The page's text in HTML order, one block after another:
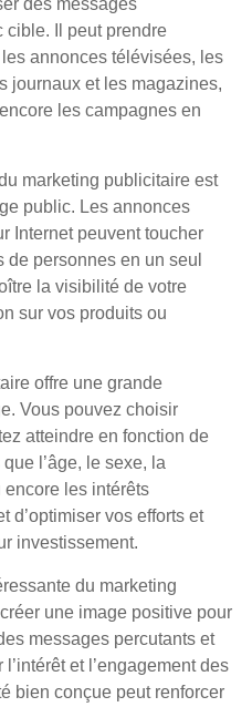
des messages
cible. Il peut prendre
annonces télévisées, les
journaux et les magazines,
les campagnes en
marketing publicitaire est
public. Les annonces
Internet peuvent toucher
personnes en un seul
la visibilité de votre
sur vos produits ou
offre une grande
Vous pouvez choisir
atteindre en fonction de
l’âge, le sexe, la
les intérêts
d’optimiser vos efforts et
investissement.
du marketing
une image positive pour
messages percutants et
et l’engagement des
bien conçue peut renforcer